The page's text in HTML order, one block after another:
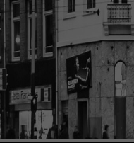
Lees meer